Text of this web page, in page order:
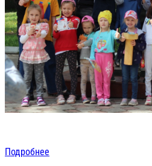
Подробнее